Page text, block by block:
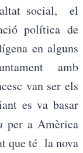
social, el
política de
en alguns
amb
van ser els
es va basar
per a Amèrica
que té la nova